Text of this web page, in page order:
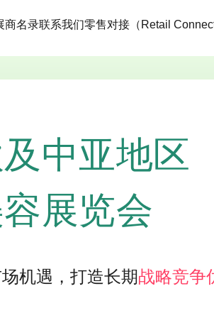
商名录联系我们零售对接（Retail Connect
机遇，打造长期战略竞争
中亚地区
展览会